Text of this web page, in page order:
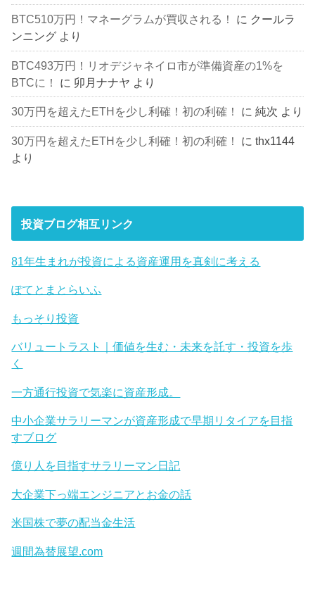
BTC510万円！マネーグラムが買収される！ に クールラ
ンニング より
BTC493万円！リオデジャネイロ市が準備資産の1%を
BTCに！
に 卯月ナナヤ より
30万円を超えたETHを少し利確！初の利確！ に純次 より
30万円を超えたETHを少し利確！初の利確！ にthx1144
より
投資ブログ相互リンク
81年生まれが投資による資産運用を真剣に考える
ぽてとまとらいふ
もっそり投資
バリュートラスト｜価値を生む・未来を託す・投資を歩
く
一方通行投資で気楽に資産形成。
中小企業サラリーマンが資産形成で早期リタイアを目指
すブログ
億り人を目指すサラリーマン日記
大企業下っ端エンジニアとお金の話
米国株で夢の配当金生活
週間為替展望.com